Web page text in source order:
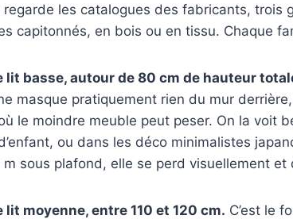
regarde les catalogues des fabricants, trois
capitonnés, en bois ou en tissu. Chaque
lit basse, autour de 80 cm de hauteur
masque pratiquement rien du mur
le moindre meuble peut peser. On la voit
ou dans les déco minimalistes
m sous plafond, elle se perd visuellement
lit moyenne, entre 110 et 120 cm. C’est le